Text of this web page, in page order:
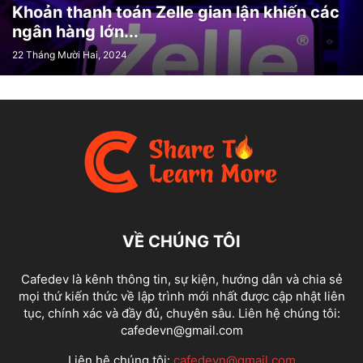
CHIẾN LƯỢC (STRATEGY) CHÍNH SÁCH CHƠI GAME CHROME
CHROME EXTENSION CHỦ ĐỀ CHUỖI
CHƯƠNG TRÌNH (PROGRAM) CHUYỂN ĐỔI CHUYÊN GIA CHUYỂN_ĐỔI
CI/CD CLEAN CLOUD CƠ SỞ DỮ LIỆU CƠ SỞ DỮ LIỆU (DATABASE)
ĐA NGƯỜI CHƠI ĐÁM MÂY ĐÁNH CẮP ĐÁNH GIÁ
DATA STRUCTURES VS ALGORITHMS - CẤU TRÚC DỮ LIỆU
DATA VISUALIZATION DATAVIZ DECRYPT DEEPFAKES
ĐIỆN THOẠI (PHONE) ĐỊNH DẠNG DJANGO
ĐỐI TƯỢNG (OBJECTS)
Khoản thanh toán Zelle gian lận khiến các
ngân hàng lớn...
22 Tháng Mười Hai, 2024
VỀ CHÚNG TÔI
Cafedev là kênh thông tin, sự kiện, hướng dẫn và chia sẻ
mọi thứ kiến thức về lập trình mới nhất được cập nhật liên
tục, chính xác và đầy đủ, chuyên sâu. Liên hệ chúng tôi:
cafedevn@gmail.com